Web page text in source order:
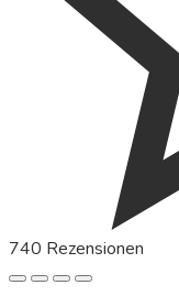
740 Rezensionen